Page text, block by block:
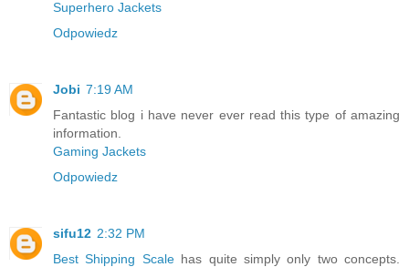
Superhero Jackets
Odpowiedz
Jobi 7:19 AM
Fantastic blog i have never ever read this type of amazing
information.
Gaming Jackets
Odpowiedz
sifu12 2:32 PM
Best Shipping Scalehas quite simply only two concepts.